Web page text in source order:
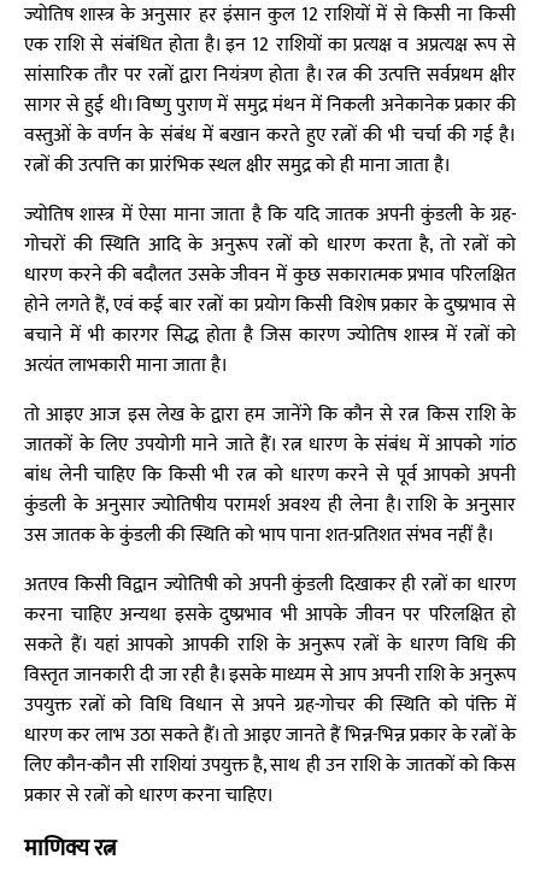
ज्योतिष शास्त्र के अनुसार हर इंसान कुल 12 राशियों में से किसी ना किसी
एक राशि से संबंधित होता है। इन 12 राशियों का प्रत्यक्ष व अप्रत्यक्ष रूप से
सांसारिक तौर पर रत्नों द्वारा नियंत्रण होता है। रत्न की उत्पत्ति सर्वप्रथम क्षीर
सागर से हुई थी। विष्णु पुराण में समुद्र मंथन में निकली अनेकानेक प्रकार की
वस्तुओं के वर्णन के संबंध में बखान करते हुए रत्नों की भी चर्चा की गई है।
रत्नों की उत्पत्ति का प्रारंभिक स्थल क्षीर समुद्र को ही माना जाता है।
ज्योतिष शास्त्र में ऐसा माना जाता है कि यदि जातक अपनी कुंडली के ग्रह-
गोचरों की स्थिति आदि के अनुरूप रत्नों को धारण करता है, तो रत्नों को
धारण करने की बदौलत उसके जीवन में कुछ सकारात्मक प्रभाव परिलक्षित
होने लगते हैं, एवं कई बार रत्नों का प्रयोग किसी विशेष प्रकार के दुष्प्रभाव से
बचाने में भी कारगर सिद्ध होता है जिस कारण ज्योतिष शास्त्र में रत्नों को
अत्यंत लाभकारी माना जाता है।
तो आइए आज इस लेख के द्वारा हम जानेंगे कि कौन से रत्न किस राशि के
जातकों के लिए उपयोगी माने जाते हैं। रत्न धारण के संबंध में आपको गांठ
बांध लेनी चाहिए कि किसी भी रत्न को धारण करने से पूर्व आपको अपनी
कुंडली के अनुसार ज्योतिषीय परामर्श अवश्य ही लेना है। राशि के अनुसार
उस जातक के कुंडली की स्थिति को भाप पाना शत-प्रतिशत संभव नहीं है।
अतएव किसी विद्वान ज्योतिषी को अपनी कुंडली दिखाकर ही रत्नों का धारण
करना चाहिए अन्यथा इसके दुष्प्रभाव भी आपके जीवन पर परिलक्षित हो
सकते हैं। यहां आपको आपकी राशि के अनुरूप रत्नों के धारण विधि की
विस्तृत जानकारी दी जा रही है। इसके माध्यम से आप अपनी राशि के अनुरूप
उपयुक्त रत्नों को विधि विधान से अपने ग्रह-गोचर की स्थिति को पंक्ति में
धारण कर लाभ उठा सकते हैं। तो आइए जानते हैं भिन्न-भिन्न प्रकार के रत्नों के
लिए कौन-कौन सी राशियां उपयुक्त है, साथ ही उन राशि के जातकों को किस
प्रकार से रत्नों को धारण करना चाहिए।
माणिक्य रत्न